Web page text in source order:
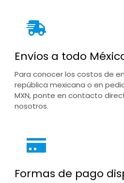
Envíos a todo
Para conocer los costos de
república mexicana o en
MXN, ponte en contacto
nosotros.
Formas de pago